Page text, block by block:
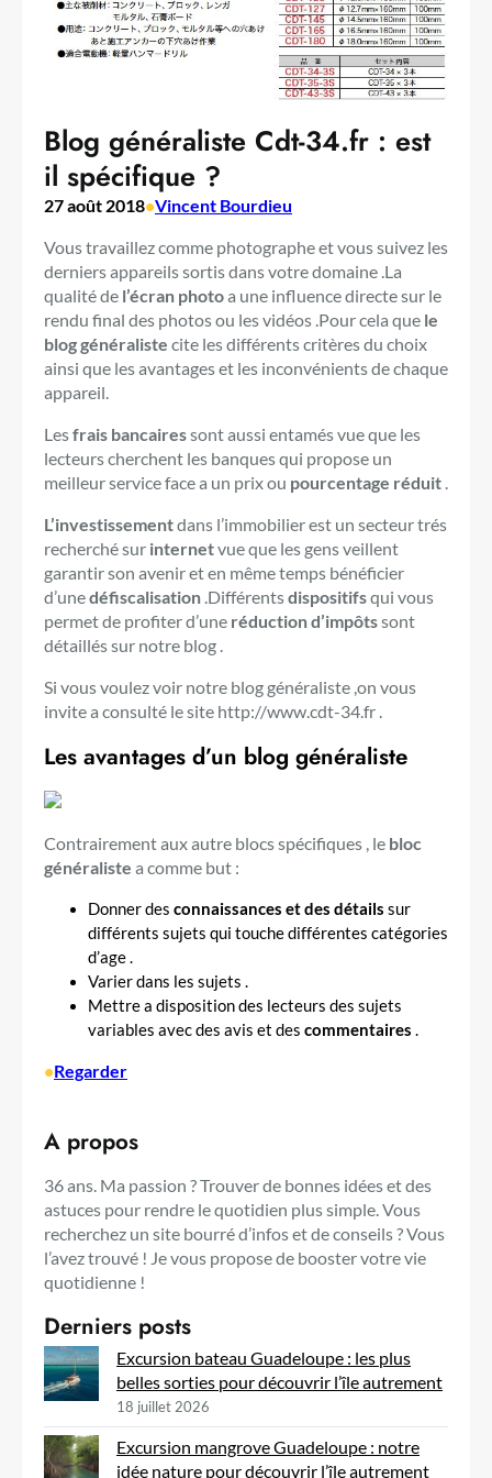
Blog généraliste Cdt-34.fr : est
il spécifique ?
27 août 2018•Vincent Bourdieu
Vous travaillez comme photographe et vous suivez les
derniers appareils sortis dans votre domaine .La
qualité de l’écran photoa une influence directe sur le
rendu final des photos ou les vidéos .Pour cela que le
blog généraliste cite les différents critères du choix
ainsi que les avantages et les inconvénients de chaque
appareil.
Lesfrais bancairessont aussi entamés vue que les
lecteurs cherchent les banques qui propose un
meilleur service face a un prix ou pourcentage réduit .
L’investissementdans l’immobilier est un secteur trés
recherché sur internetvue que les gens veillent
garantir son avenir et en même temps bénéficier
d’unedéfiscalisation .Différentsdispositifsqui vous
permet de profiter d’une réduction d’impôtssont
détaillés sur notre blog .
Si vous voulez voir notre blog généraliste ,on vous
invite a consulté le site http://www.cdt-34.fr .
Les avantages d’un blog généraliste
Contrairement aux autre blocs spécifiques , le bloc
généraliste a comme but :
Donner des connaissances et des détails sur
différents sujets qui touche différentes catégories
d’age .
Varier dans les sujets .
Mettre a disposition des lecteurs des sujets
variables avec des avis et des commentaires .
•Regarder
A propos
36 ans. Ma passion ? Trouver de bonnes idées et des
astuces pour rendre le quotidien plus simple. Vous
recherchez un site bourré d’infos et de conseils ? Vous
l’avez trouvé ! Je vous propose de booster votre vie
quotidienne !
Derniers posts
Excursion bateau Guadeloupe : les plus
belles sorties pour découvrir l’île autrement
18 juillet 2026
Excursion mangrove Guadeloupe : notre
idée nature pour découvrir l’île autrement